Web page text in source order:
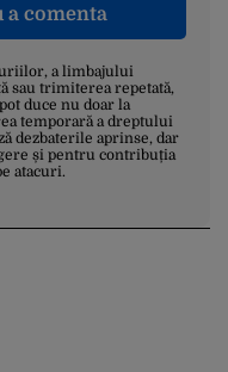
comenta
a limbajului
sau trimiterea repetată,
duce nu doar la
temporară a dreptului
dezbaterile aprinse, dar
și pentru contribuția
atacuri.